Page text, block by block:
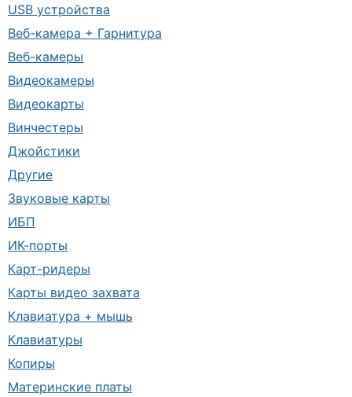
USB устройства
Веб-камера + Гарнитура
Веб-камеры
Видеокамеры
Видеокарты
Винчестеры
Джойстики
Другие
Звуковые карты
ИБП
ИК-порты
Карт-ридеры
Карты видео захвата
Клавиатура + мышь
Клавиатуры
Копиры
Материнские платы